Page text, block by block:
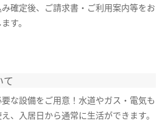
確定後、ご請求書・ご利用案内等をお
す。
て
な設備をご用意！水道やガス・電気も
、入居日から通常に生活ができます。